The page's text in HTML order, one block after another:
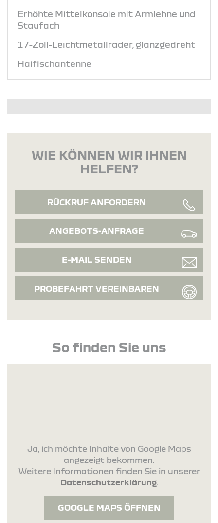
Erhöhte Mittelkonsole mit Armlehne und
Staufach
17-Zoll-Leichtmetallräder, glanzgedreht
Haifischantenne
WIE KÖNNEN WIR IHNEN
HELFEN?
RÜCKRUF ANFORDERN
ANGEBOTS-ANFRAGE
E-MAIL SENDEN
PROBEFAHRT VEREINBAREN
So finden Sie uns
Ja, ich möchte Inhalte von Google Maps
angezeigt bekommen.
Weitere Informationen finden Sie in unserer
Datenschutzerklärung.
GOOGLE MAPS ÖFFNEN